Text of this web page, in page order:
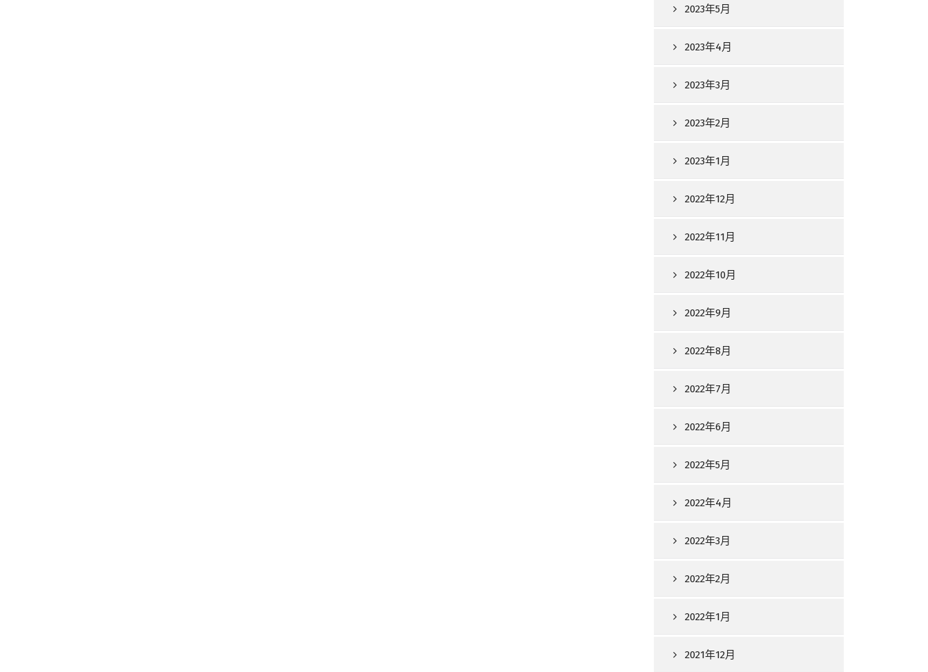
2023年5月
2023年4月
2023年3月
2023年2月
2023年1月
2022年12月
2022年11月
2022年10月
2022年9月
2022年8月
2022年7月
2022年6月
2022年5月
2022年4月
2022年3月
2022年2月
2022年1月
2021年12月